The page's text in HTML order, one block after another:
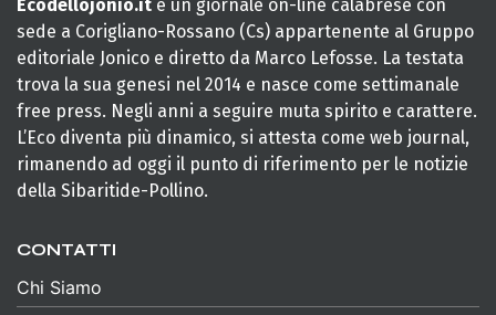
Ecodellojonio.it è un giornale on-line calabrese con
sede a Corigliano-Rossano (Cs) appartenente al Gruppo
editoriale Jonico e diretto da Marco Lefosse. La testata
trova la sua genesi nel 2014 e nasce come settimanale
free press. Negli anni a seguire muta spirito e carattere.
L’Eco diventa più dinamico, si attesta come web journal,
rimanendo ad oggi il punto di riferimento per le notizie
della Sibaritide-Pollino.
CONTATTI
Chi Siamo